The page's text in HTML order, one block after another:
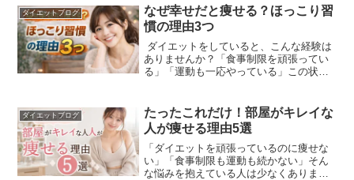
理なく続けられるのがポイントです。ス
トレスなく食事量をコントロールしたい
初心者の方には、ぜひ取り入れてほしい
ダイエット習慣です。
ダイエットブログ
なぜ幸せだと痩せる？ほっこり習
慣の理由3つ
ダイエットをしていると、こんな経験は
ありませんか？「食事制限を頑張ってい
る」「運動も一応やっている」この状態
ます。実は「頑張るほど成功する」とは
限りません。むしろ最近注目されている
のが「幸せだと痩せる」ダイエットとい
う考え方です。
ダイエットブログ
たったこれだけ！部屋がキレイな
人が痩せる理由5選
「ダイエットを頑張っているのに痩せな
い」「食事制限も運動も続かない」そん
な悩みを抱えている人は少なくありませ